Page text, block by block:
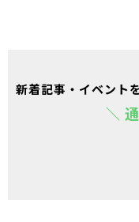
新着記事・イベント
＼